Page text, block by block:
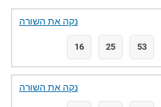
16 25 53
נקה את השורה
נקה את השורה